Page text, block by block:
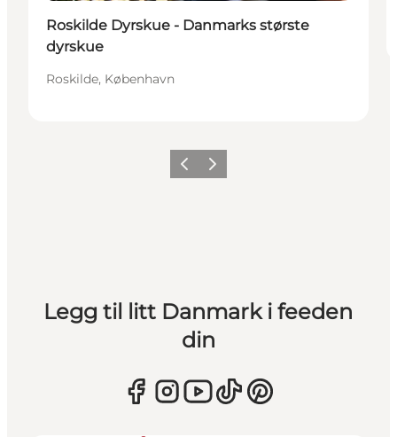
Roskilde Dyrskue - Danmarks største
dyrskue
Roskilde, København
ForrigeNeste
Legg til litt Danmark i feeden
din